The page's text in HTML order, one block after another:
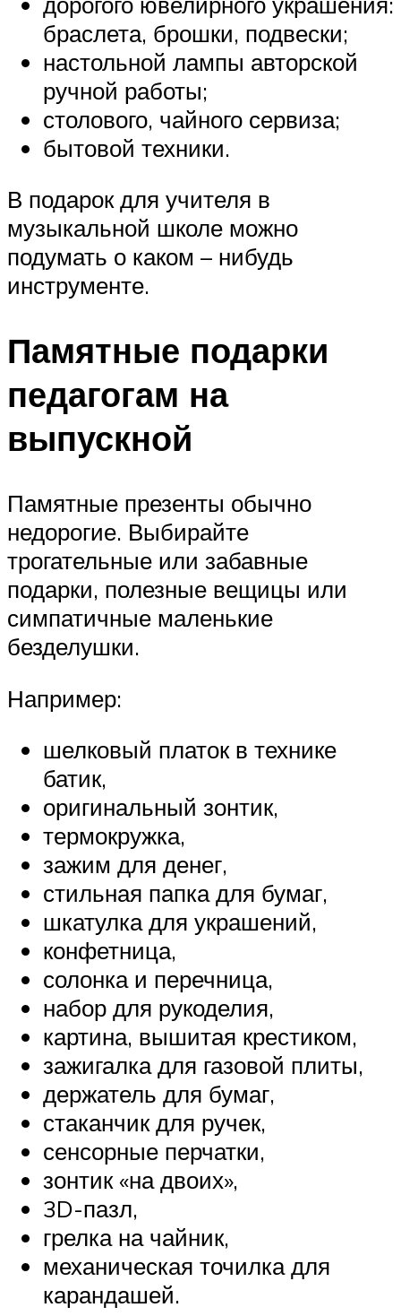
браслета, брошки, подвески;
настольной лампы авторской
ручной работы;
столового, чайного сервиза;
бытовой техники.
В подарок для учителя в
музыкальной школе можно
подумать о каком – нибудь
инструменте.
Памятные подарки
педагогам на
выпускной
Памятные презенты обычно
недорогие. Выбирайте
трогательные или забавные
подарки, полезные вещицы или
симпатичные маленькие
безделушки.
Например:
шелковый платок в технике
батик,
оригинальный зонтик,
термокружка,
зажим для денег,
стильная папка для бумаг,
шкатулка для украшений,
конфетница,
солонка и перечница,
набор для рукоделия,
картина, вышитая крестиком,
зажигалка для газовой плиты,
держатель для бумаг,
стаканчик для ручек,
сенсорные перчатки,
зонтик «на двоих»,
3D-пазл,
грелка на чайник,
механическая точилка для
карандашей.